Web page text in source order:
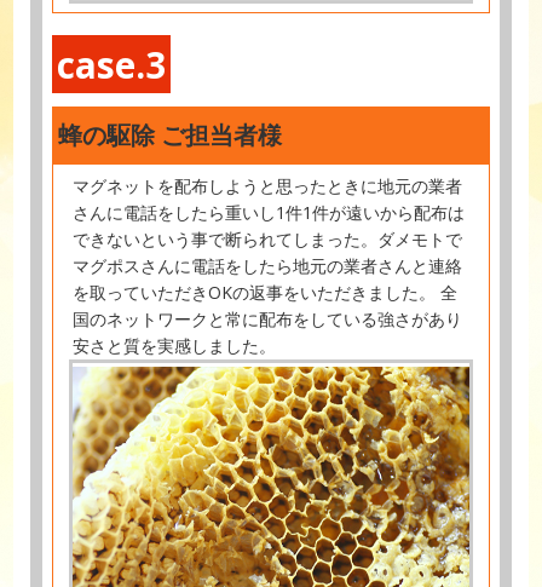
case.3
蜂の駆除 ご担当者様
マグネットを配布しようと思ったときに地元の業者
さんに電話をしたら重いし1件1件が遠いから配布は
できないという事で断られてしまった。ダメモトで
マグポスさんに電話をしたら地元の業者さんと連絡
を取っていただきOKの返事をいただきました。 全
国のネットワークと常に配布をしている強さがあり
安さと質を実感しました。